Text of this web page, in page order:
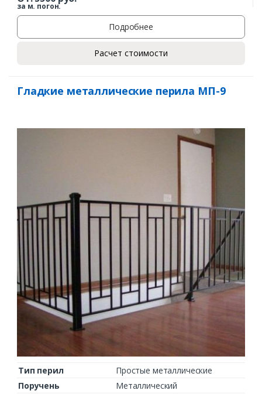
за м. погон.
Подробнее
Расчет стоимости
Гладкие металлические перила МП-9
Тип перил
Простые металлические
Поручень
Металлический